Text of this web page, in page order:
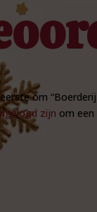
om
zijn om